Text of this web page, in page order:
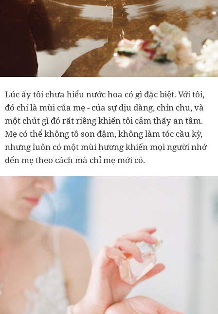
Lúc ấy tôi chưa hiểu nước hoa có gì đặc biệt. Với tôi,
đó chỉ là mùi của mẹ- của sự dịu dàng, chỉn chu, và
một chút gì đó rất riêng khiến tôi cảm thấy an tâm.
Mẹ có thể không tô son đậm, không làm tóc cầu kỳ,
nhưng luôn có một mùi hương khiến mọi người nhớ
đến mẹ theo cách mà chỉ mẹ mới có.